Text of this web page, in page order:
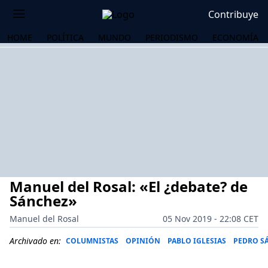
Contribuye
HOME POLÍTICA MUNDO PERIODISMO ECONOMÍA
Manuel del Rosal: «El ¿debate? de
Sánchez»
Manuel del Rosal
05 Nov 2019 - 22:08 CET
Archivado en: COLUMNISTAS OPINIÓN PABLO IGLESIAS PEDRO